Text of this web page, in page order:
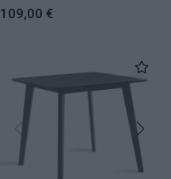
μαύρο μέταλλο Φ100×75εκ
109,00 €